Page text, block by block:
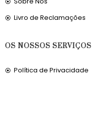
Livro de Reclamações
OS NOSSOS SERVIÇOS
Política de Privacidade